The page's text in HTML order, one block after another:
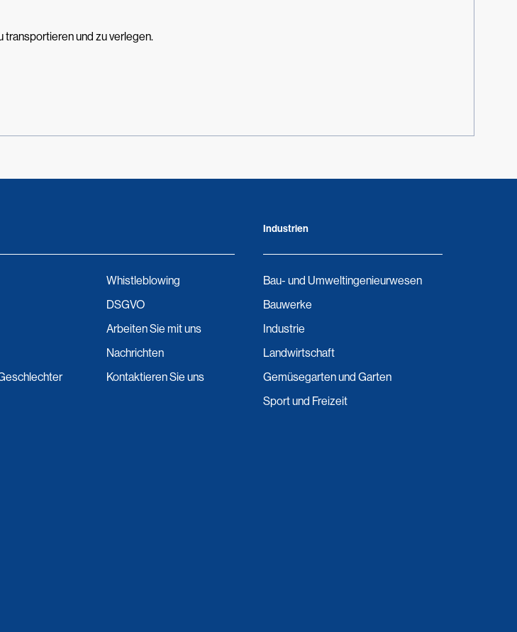
und zu verlegen.
Whistleblowing
DSGVO
Arbeiten Sie mit uns
Nachrichten
Kontaktieren Sie uns
Industrien
Bau- und Umweltingenieurwesen
Bauwerke
Industrie
Landwirtschaft
Gemüsegarten und Garten
Sport und Freizeit